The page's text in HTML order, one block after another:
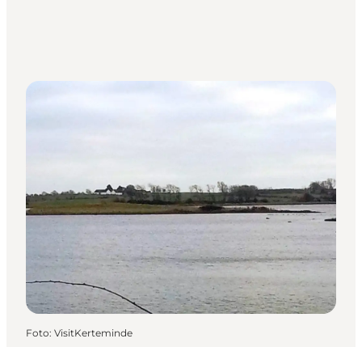
Foto: VisitKerteminde